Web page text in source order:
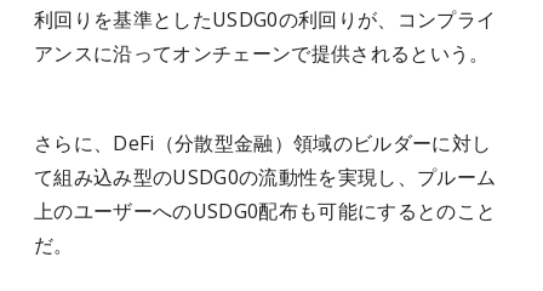
利回りを基準としたUSDG0の利回りが、コンプライ
アンスに沿ってオンチェーンで提供されるという。
さらに、DeFi（分散型金融）領域のビルダーに対し
て組み込み型のUSDG0の流動性を実現し、プルーム
上のユーザーへのUSDG0配布も可能にするとのこと
だ。